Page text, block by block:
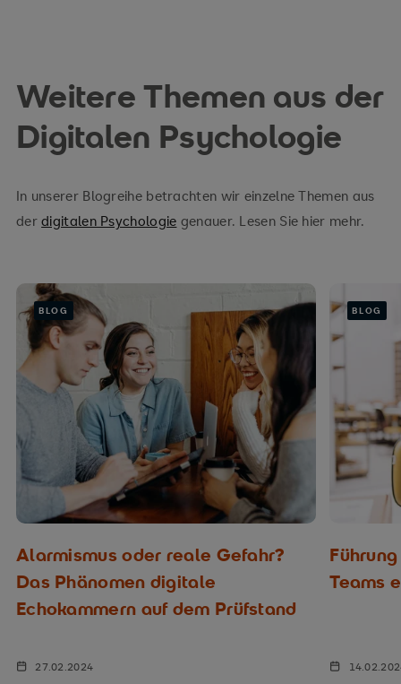
Weitere Themen aus der
Digitalen Psychologie
In unserer Blogreihe betrachten wir einzelne Themen aus
derdigitalen Psychologie genauer. Lesen Sie hier mehr.
BLOG
Alarmismus oder reale Gefahr?
Das Phänomen digitale
Echokammern auf dem Prüfstand
27.02.2024
BLOG
Teams